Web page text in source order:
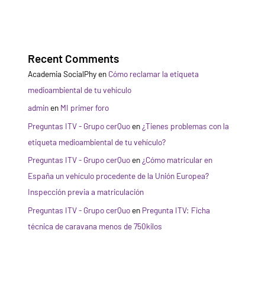
Recent Comments
Academia SocialPhyen Cómo reclamar la etiqueta
medioambiental de tu vehículo
adminen MI primer foro
Preguntas ITV - Grupo cerQuoen ¿Tienes problemas con la
etiqueta medioambiental de tu vehículo?
Preguntas ITV - Grupo cerQuoen ¿Cómo matricular en
España un vehículo procedente de la Unión Europea?
Inspección previa a matriculación
Preguntas ITV - Grupo cerQuoen Pregunta ITV: Ficha
técnica de caravana menos de 750kilos